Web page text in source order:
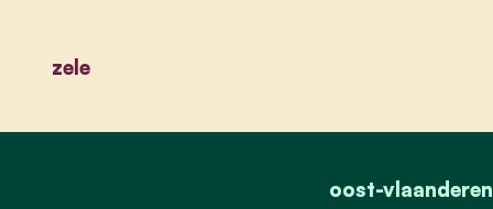
zele
oost-vlaanderen